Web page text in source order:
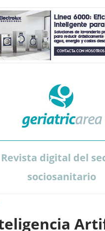
Revista digital del
sociosanitario